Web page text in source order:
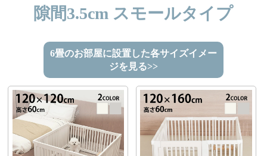
隙間3.5cm スモールタイプ
6畳のお部屋に設置した各サイズイメー
ジを見る>>